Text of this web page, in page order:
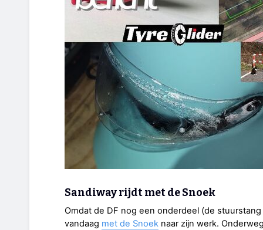
Sandiway rijdt met de Snoek
Omdat de DF nog een onderdeel (de
vandaag met de Snoek naar zijn werk.